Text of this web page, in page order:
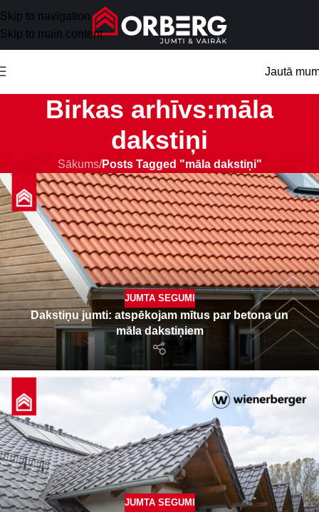
Skip to navigation
Skip to main content
Jautā
Birkas arhīvs:māla
dakstiņi
Sākums/Posts Tagged "māla dakstiņi"
JUMTA SEGUMI
Dakstiņu jumti: atspēkojam mītus par betona un
māla dakstiņiem
JUMTA SEGUMI